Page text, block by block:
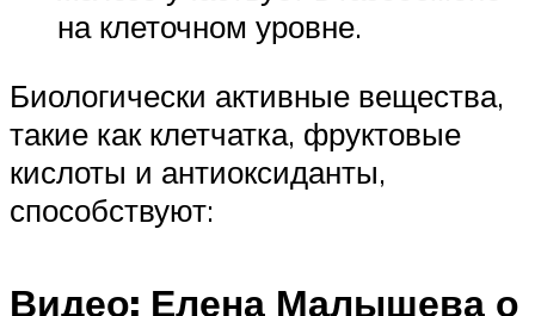
на клеточном уровне.
Биологически активные вещества,
такие как клетчатка, фруктовые
кислоты и антиоксиданты,
способствуют:
Видео: Елена Малышева о